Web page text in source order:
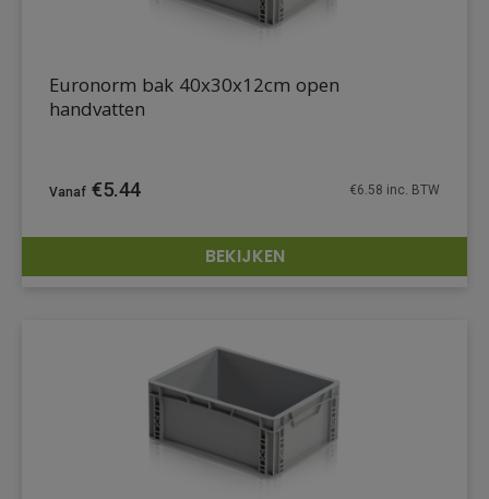
DETAILS
Euronorm bak 40x30x12cm open
handvatten
€5.44 €6.58 inc. BTW
BEKIJKEN